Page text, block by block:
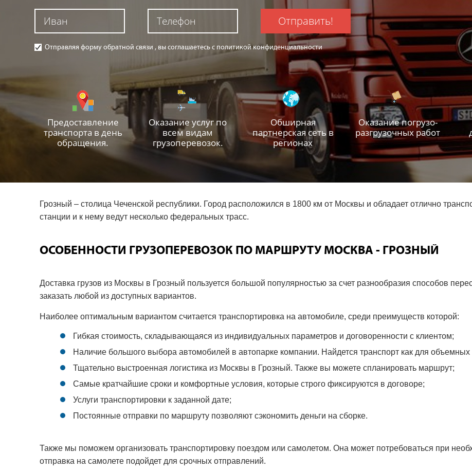
Отправить!
Отправляя форму обратной связи , вы соглашаетесь с политикой конфиденциальности
Предоставление
транспорта в день
обращения.
Оказание услуг по
всем видам
грузоперевозок.
Обширная
партнерская сеть в
регионах
Оказание погрузо-
разгрузочных работ
Грозный – столица Чеченской республики. Город расположился в 1800 км от Москвы и обладает отлично
станции и к нему ведут несколько федеральных трасс.
ОСОБЕННОСТИ ГРУЗОПЕРЕВОЗОК ПО МАРШРУТУ МОСКВА - ГРОЗНЫЙ
Доставка грузов из Москвы в Грозный пользуется большой популярностью за счет разнообразия способов
заказать любой из доступных вариантов.
Наиболее оптимальным вариантом считается транспортировка на автомобиле, среди преимуществ которой:
Гибкая стоимость, складывающаяся из индивидуальных параметров и договоренности с клиентом;
Наличие большого выбора автомобилей в автопарке компании. Найдется транспорт как для объемных
Тщательно выстроенная логистика из Москвы в Грозный. Также вы можете спланировать маршрут;
Самые кратчайшие сроки и комфортные условия, которые строго фиксируются в договоре;
Услуги транспортировки к заданной дате;
Постоянные отправки по маршруту позволяют сэкономить деньги на сборке.
Также мы поможем организовать транспортировку поездом или самолетом. Она может потребоваться при
отправка на самолете подойдет для срочных отправлений.